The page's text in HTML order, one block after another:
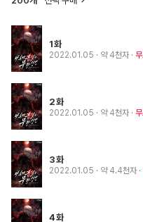
1화
2022.01.05 · 약 4천자
2화
2022.01.05 · 약 4천자
3화
2022.01.05 · 약 4.4천자
4화